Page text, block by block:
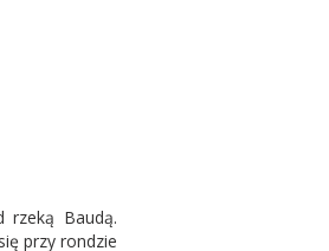
rzeką Baudą.
przy rondzie